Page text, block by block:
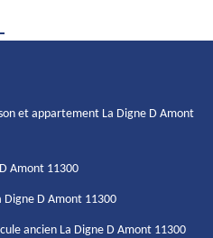
et appartement La Digne D Amont
Amont 11300
Digne D Amont 11300
ancien La Digne D Amont 11300